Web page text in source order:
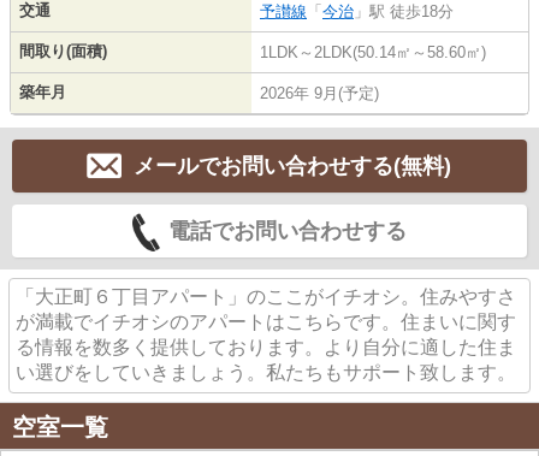
交通 予讃線 「 今治 」駅 徒歩18分
間取り(面積) 1LDK～2LDK(50.14㎡～58.60㎡)
築年月 2026年 9月(予定)
メールでお問い合わせする(無料)
電話でお問い合わせする
「大正町６丁目アパート」のここがイチオシ。住みやすさ
が満載でイチオシのアパートはこちらです。住まいに関す
る情報を数多く提供しております。より自分に適した住ま
い選びをしていきましょう。私たちもサポート致します。
空室一覧